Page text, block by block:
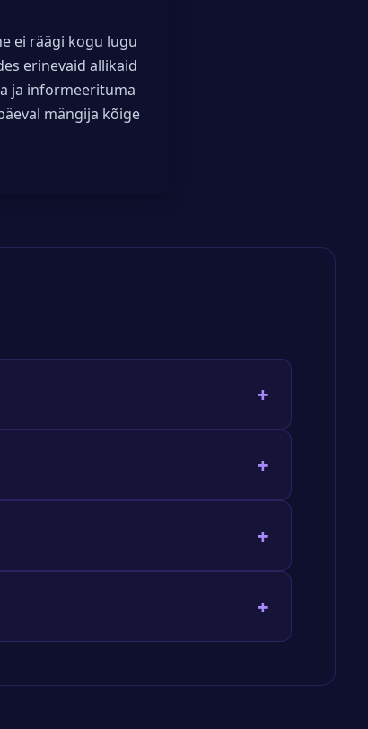
ei räägi kogu lugu
erinevaid allikaid
ja informeerituma
mängija kõige